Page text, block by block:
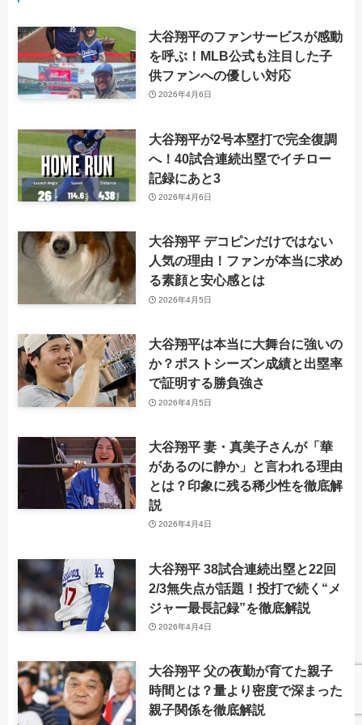
大谷翔平のファンサービスが感動
を呼ぶ！MLB公式も注目した子
供ファンへの優しい対応
2026年4月6日
大谷翔平が2号本塁打で完全復調
へ！40試合連続出塁でイチロー
記録にあと3
2026年4月6日
大谷翔平 デコピンだけではない
人気の理由！ファンが本当に求め
る素顔と安心感とは
2026年4月5日
大谷翔平は本当に大舞台に強いの
か？ポストシーズン成績と出塁率
で証明する勝負強さ
2026年4月5日
大谷翔平 妻・真美子さんが「華
があるのに静か」と言われる理由
とは？印象に残る稀少性を徹底解
説
2026年4月4日
大谷翔平 38試合連続出塁と22回
2/3無失点が話題！投打で続く“メ
ジャー最長記録”を徹底解説
2026年4月4日
大谷翔平 父の夜勤が育てた親子
時間とは？量より密度で深まった
親子関係を徹底解説